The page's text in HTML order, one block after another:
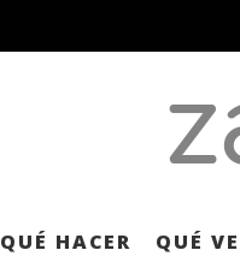
QUÉ HACER QUÉ